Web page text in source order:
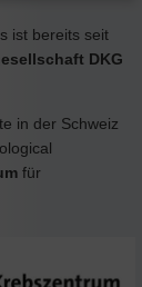
ist bereits seit
DKG
in der Schweiz
für